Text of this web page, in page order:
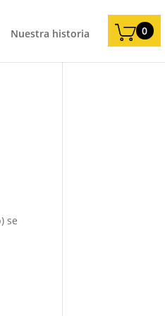
Nuestra historia 0
se